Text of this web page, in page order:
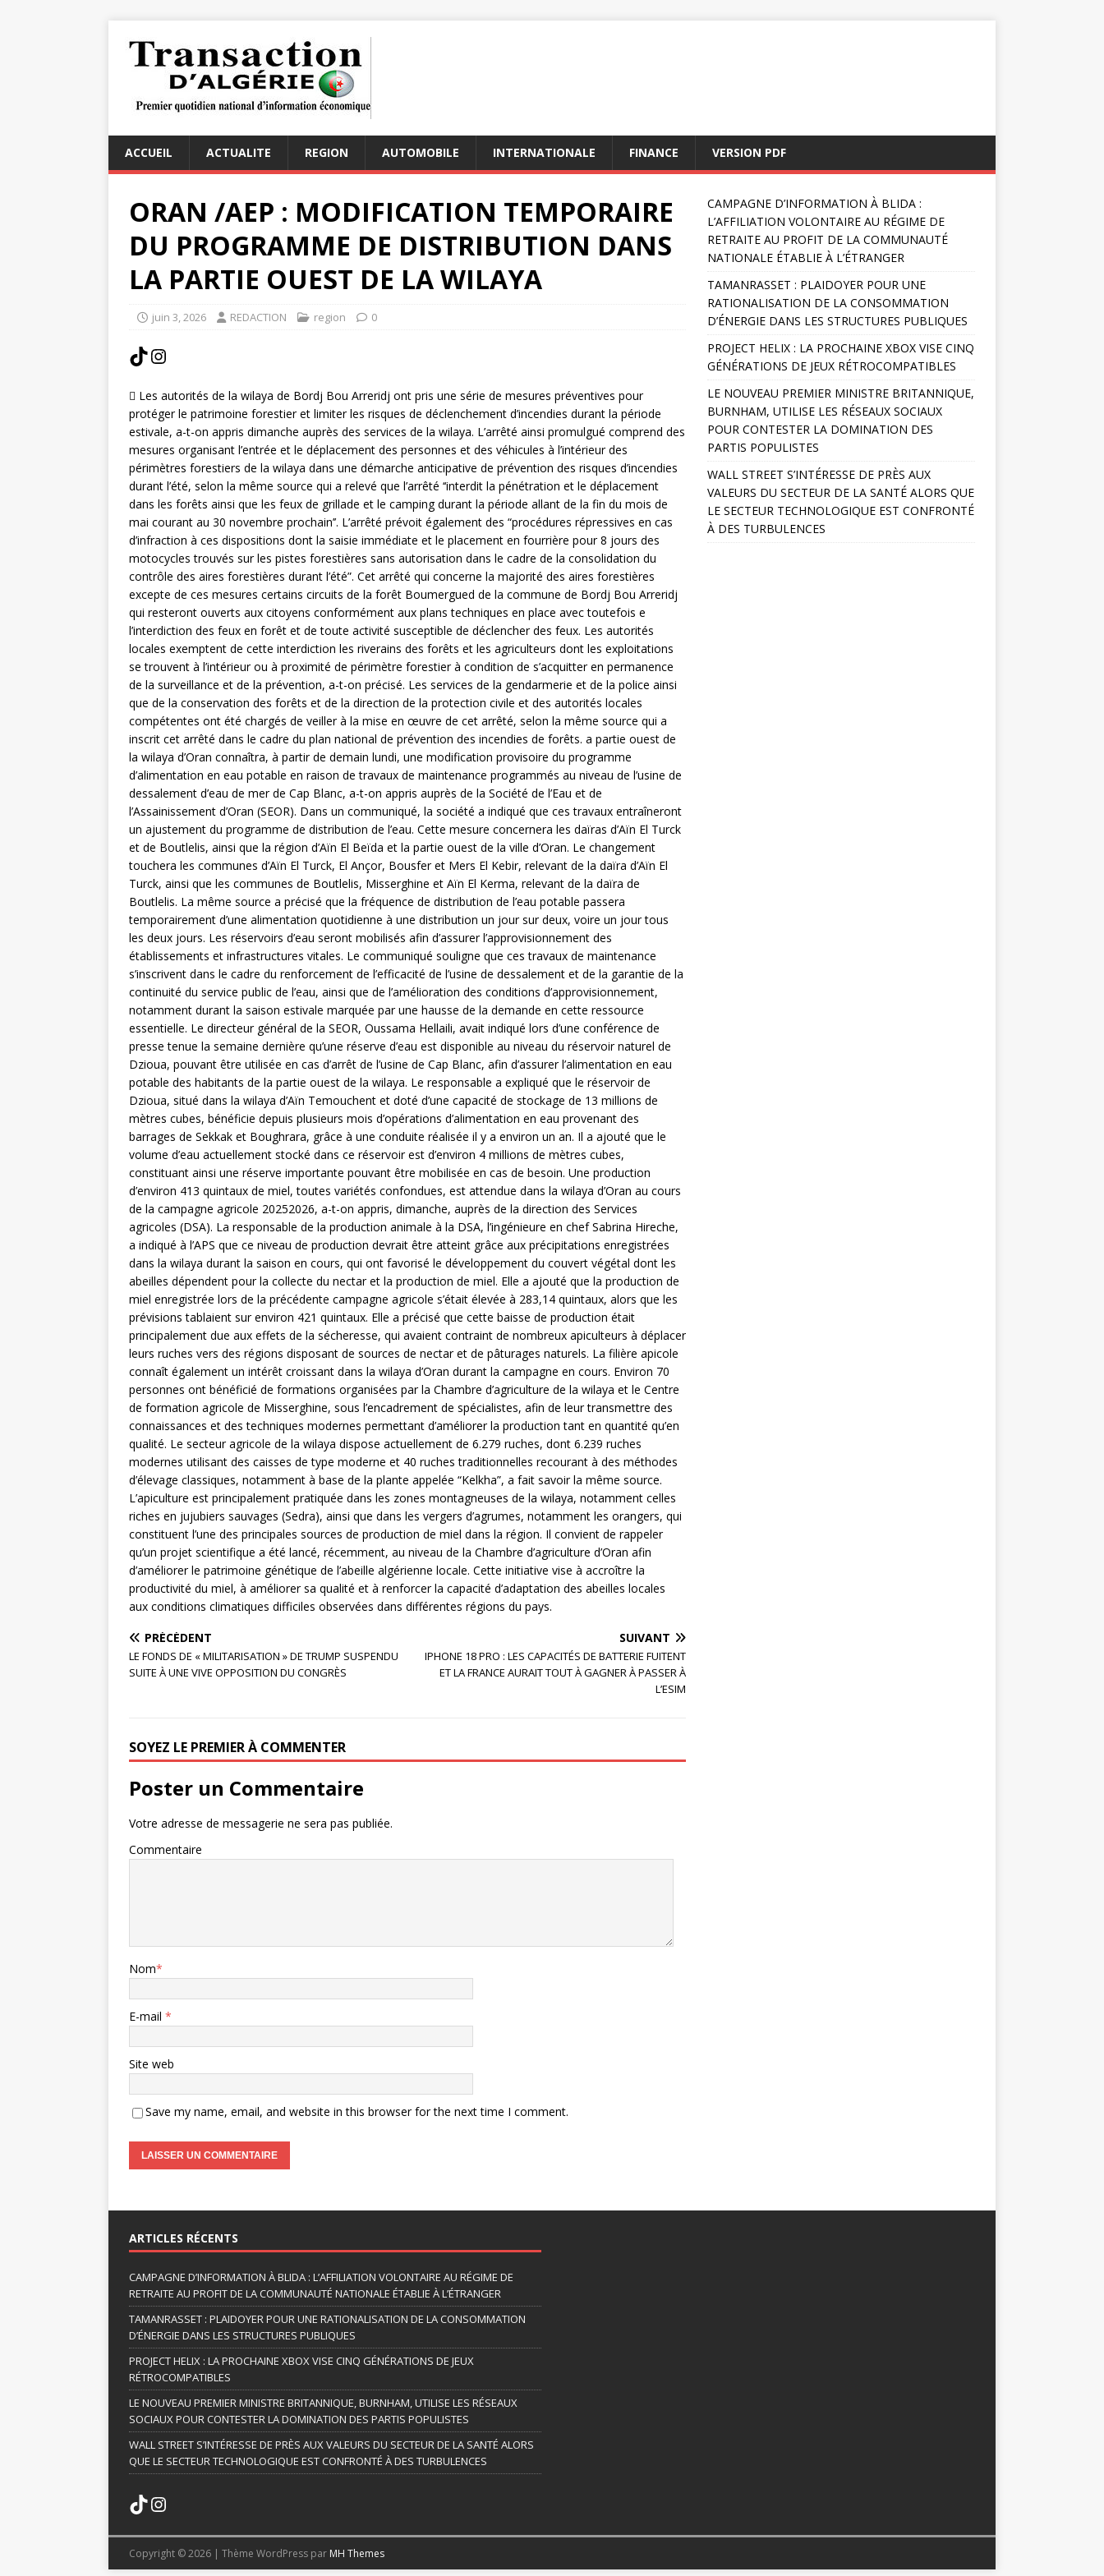
ACCUEIL ACTUALITE REGION AUTOMOBILE INTERNATIONALE FINANCE VERSION PDF
ORAN /AEP : MODIFICATION TEMPORAIRE
DU PROGRAMME DE DISTRIBUTION DANS
LA PARTIE OUEST DE LA WILAYA
juin 3, 2026 REDACTION region 0
 Les autorités de la wilaya de Bordj Bou Arreridj ont pris une série de mesures préventives pour
protéger le patrimoine forestier et limiter les risques de déclenchement d’incendies durant la période
estivale, a-t-on appris dimanche auprès des services de la wilaya. L’arrêté ainsi promulgué comprend des
mesures organisant l’entrée et le déplacement des personnes et des véhicules à l’intérieur des
périmètres forestiers de la wilaya dans une démarche anticipative de prévention des risques d’incendies
durant l’été, selon la même source qui a relevé que l’arrêté ‘‘interdit la pénétration et le déplacement
dans les forêts ainsi que les feux de grillade et le camping durant la période allant de la fin du mois de
mai courant au 30 novembre prochain’’. L’arrêté prévoit également des “procédures répressives en cas
d’infraction à ces dispositions dont la saisie immédiate et le placement en fourrière pour 8 jours des
motocycles trouvés sur les pistes forestières sans autorisation dans le cadre de la consolidation du
contrôle des aires forestières durant l’été”. Cet arrêté qui concerne la majorité des aires forestières
excepte de ces mesures certains circuits de la forêt Boumergued de la commune de Bordj Bou Arreridj
qui resteront ouverts aux citoyens conformément aux plans techniques en place avec toutefois e
l’interdiction des feux en forêt et de toute activité susceptible de déclencher des feux. Les autorités
locales exemptent de cette interdiction les riverains des forêts et les agriculteurs dont les exploitations
se trouvent à l’intérieur ou à proximité de périmètre forestier à condition de s’acquitter en permanence
de la surveillance et de la prévention, a-t-on précisé. Les services de la gendarmerie et de la police ainsi
que de la conservation des forêts et de la direction de la protection civile et des autorités locales
compétentes ont été chargés de veiller à la mise en œuvre de cet arrêté, selon la même source qui a
inscrit cet arrêté dans le cadre du plan national de prévention des incendies de forêts. a partie ouest de
la wilaya d’Oran connaîtra, à partir de demain lundi, une modification provisoire du programme
d’alimentation en eau potable en raison de travaux de maintenance programmés au niveau de l’usine de
dessalement d’eau de mer de Cap Blanc, a-t-on appris auprès de la Société de l’Eau et de
l’Assainissement d’Oran (SEOR). Dans un communiqué, la société a indiqué que ces travaux entraîneront
un ajustement du programme de distribution de l’eau. Cette mesure concernera les daïras d’Aïn El Turck
et de Boutlelis, ainsi que la région d’Aïn El Beïda et la partie ouest de la ville d’Oran. Le changement
touchera les communes d’Aïn El Turck, El Ançor, Bousfer et Mers El Kebir, relevant de la daïra d’Aïn El
Turck, ainsi que les communes de Boutlelis, Misserghine et Aïn El Kerma, relevant de la daïra de
Boutlelis. La même source a précisé que la fréquence de distribution de l’eau potable passera
temporairement d’une alimentation quotidienne à une distribution un jour sur deux, voire un jour tous
les deux jours. Les réservoirs d’eau seront mobilisés afin d’assurer l’approvisionnement des
établissements et infrastructures vitales. Le communiqué souligne que ces travaux de maintenance
s’inscrivent dans le cadre du renforcement de l’efficacité de l’usine de dessalement et de la garantie de la
continuité du service public de l’eau, ainsi que de l’amélioration des conditions d’approvisionnement,
notamment durant la saison estivale marquée par une hausse de la demande en cette ressource
essentielle. Le directeur général de la SEOR, Oussama Hellaili, avait indiqué lors d’une conférence de
presse tenue la semaine dernière qu’une réserve d’eau est disponible au niveau du réservoir naturel de
Dzioua, pouvant être utilisée en cas d’arrêt de l’usine de Cap Blanc, afin d’assurer l’alimentation en eau
potable des habitants de la partie ouest de la wilaya. Le responsable a expliqué que le réservoir de
Dzioua, situé dans la wilaya d’Aïn Temouchent et doté d’une capacité de stockage de 13 millions de
mètres cubes, bénéficie depuis plusieurs mois d’opérations d’alimentation en eau provenant des
barrages de Sekkak et Boughrara, grâce à une conduite réalisée il y a environ un an. Il a ajouté que le
volume d’eau actuellement stocké dans ce réservoir est d’environ 4 millions de mètres cubes,
constituant ainsi une réserve importante pouvant être mobilisée en cas de besoin. Une production
d’environ 413 quintaux de miel, toutes variétés confondues, est attendue dans la wilaya d’Oran au cours
de la campagne agricole 20252026, a-t-on appris, dimanche, auprès de la direction des Services
agricoles (DSA). La responsable de la production animale à la DSA, l’ingénieure en chef Sabrina Hireche,
a indiqué à l’APS que ce niveau de production devrait être atteint grâce aux précipitations enregistrées
dans la wilaya durant la saison en cours, qui ont favorisé le développement du couvert végétal dont les
abeilles dépendent pour la collecte du nectar et la production de miel. Elle a ajouté que la production de
miel enregistrée lors de la précédente campagne agricole s’était élevée à 283,14 quintaux, alors que les
prévisions tablaient sur environ 421 quintaux. Elle a précisé que cette baisse de production était
principalement due aux effets de la sécheresse, qui avaient contraint de nombreux apiculteurs à déplacer
leurs ruches vers des régions disposant de sources de nectar et de pâturages naturels. La filière apicole
connaît également un intérêt croissant dans la wilaya d’Oran durant la campagne en cours. Environ 70
personnes ont bénéficié de formations organisées par la Chambre d’agriculture de la wilaya et le Centre
de formation agricole de Misserghine, sous l’encadrement de spécialistes, afin de leur transmettre des
connaissances et des techniques modernes permettant d’améliorer la production tant en quantité qu’en
qualité. Le secteur agricole de la wilaya dispose actuellement de 6.279 ruches, dont 6.239 ruches
modernes utilisant des caisses de type moderne et 40 ruches traditionnelles recourant à des méthodes
d’élevage classiques, notamment à base de la plante appelée “Kelkha”, a fait savoir la même source.
L’apiculture est principalement pratiquée dans les zones montagneuses de la wilaya, notamment celles
riches en jujubiers sauvages (Sedra), ainsi que dans les vergers d’agrumes, notamment les orangers, qui
constituent l’une des principales sources de production de miel dans la région. Il convient de rappeler
qu’un projet scientifique a été lancé, récemment, au niveau de la Chambre d’agriculture d’Oran afin
d’améliorer le patrimoine génétique de l’abeille algérienne locale. Cette initiative vise à accroître la
productivité du miel, à améliorer sa qualité et à renforcer la capacité d’adaptation des abeilles locales
aux conditions climatiques difficiles observées dans différentes régions du pays.
PRÉCÉDENT
LE FONDS DE « MILITARISATION » DE TRUMP SUSPENDU
SUITE À UNE VIVE OPPOSITION DU CONGRÈS
SUIVANT
IPHONE 18 PRO : LES CAPACITÉS DE BATTERIE FUITENT
ET LA FRANCE AURAIT TOUT À GAGNER À PASSER À
L’ESIM
SOYEZ LE PREMIER À COMMENTER
Poster un Commentaire
Votre adresse de messagerie ne sera pas publiée.
Commentaire
Nom*
E-mail *
Site web
Save my name, email, and website in this browser for the next time I comment.
t
e
r
n
a
t
i
v
e
:
CAMPAGNE D’INFORMATION À BLIDA :
L’AFFILIATION VOLONTAIRE AU RÉGIME DE
RETRAITE AU PROFIT DE LA COMMUNAUTÉ
NATIONALE ÉTABLIE À L’ÉTRANGER
TAMANRASSET : PLAIDOYER POUR UNE
RATIONALISATION DE LA CONSOMMATION
D’ÉNERGIE DANS LES STRUCTURES PUBLIQUES
PROJECT HELIX : LA PROCHAINE XBOX VISE CINQ
GÉNÉRATIONS DE JEUX RÉTROCOMPATIBLES
LE NOUVEAU PREMIER MINISTRE BRITANNIQUE,
BURNHAM, UTILISE LES RÉSEAUX SOCIAUX
POUR CONTESTER LA DOMINATION DES
PARTIS POPULISTES
WALL STREET S’INTÉRESSE DE PRÈS AUX
VALEURS DU SECTEUR DE LA SANTÉ ALORS QUE
LE SECTEUR TECHNOLOGIQUE EST CONFRONTÉ
À DES TURBULENCES
ARTICLES RÉCENTS
CAMPAGNE D’INFORMATION À BLIDA : L’AFFILIATION VOLONTAIRE AU RÉGIME DE
RETRAITE AU PROFIT DE LA COMMUNAUTÉ NATIONALE ÉTABLIE À L’ÉTRANGER
TAMANRASSET : PLAIDOYER POUR UNE RATIONALISATION DE LA CONSOMMATION
D’ÉNERGIE DANS LES STRUCTURES PUBLIQUES
PROJECT HELIX : LA PROCHAINE XBOX VISE CINQ GÉNÉRATIONS DE JEUX
RÉTROCOMPATIBLES
LE NOUVEAU PREMIER MINISTRE BRITANNIQUE, BURNHAM, UTILISE LES RÉSEAUX
SOCIAUX POUR CONTESTER LA DOMINATION DES PARTIS POPULISTES
WALL STREET S’INTÉRESSE DE PRÈS AUX VALEURS DU SECTEUR DE LA SANTÉ ALORS
QUE LE SECTEUR TECHNOLOGIQUE EST CONFRONTÉ À DES TURBULENCES
Copyright © 2026 | Thème WordPress par MH Themes